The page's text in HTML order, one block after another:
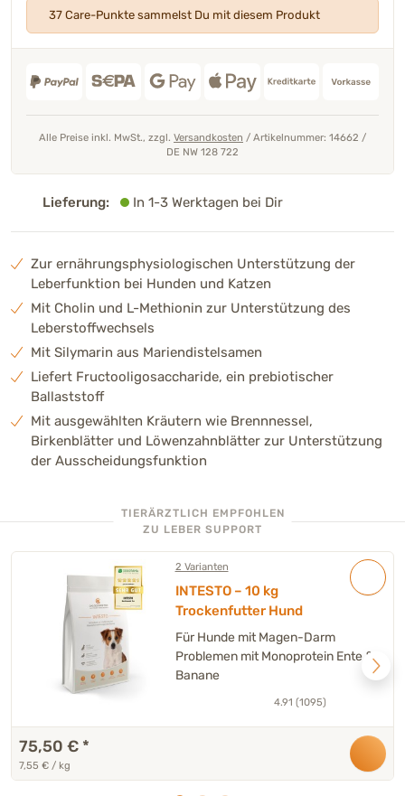
Zur ernährungsphysiologischen Unterstützung der
Leberfunktion bei Hunden und Katzen
Mit Cholin und L-Methionin zur Unterstützung des
Leberstoffwechsels
Mit Silymarin aus Mariendistelsamen
Liefert Fructooligosaccharide, ein prebiotischer
Ballaststoff
Mit ausgewählten Kräutern wie Brennnessel,
Birkenblätter und Löwenzahnblätter zur Unterstützung
der Ausscheidungsfunktion
37 Care-Punkte sammelst Du mit diesem Produkt
Alle Preise inkl. MwSt., zzgl. Versandkosten / Artikelnummer: 14662 /
DE NW 128 722
Lieferung: In 1-3 Werktagen bei Dir
TIERÄRZTLICH EMPFOHLEN
ZU LEBER SUPPORT
2 Varianten
INTESTO – 10 kg
Trockenfutter Hund
Für Hunde mit Magen-Darm
Problemen mit Monoprotein Ente &
Banane
4.91 (1095)
75,50 € *
7,55 € / kg